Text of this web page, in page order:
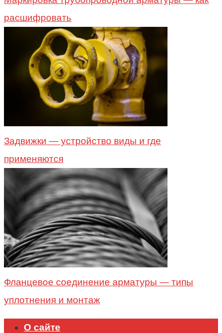
расшифровать
Задвижки — устройство виды и где
применяются
Фланцевое соединение арматуры — типы
уплотнения и монтаж
О сайте